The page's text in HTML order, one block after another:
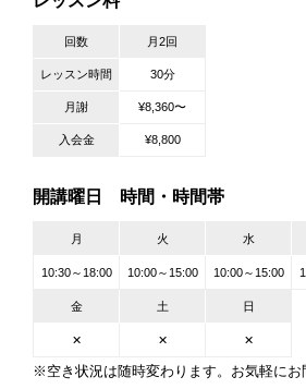
回数 月2回
レッスン時間 30分
月謝 ¥8,360〜
入会金 ¥8,800
開講曜日 時間・時間帯
月 火 水
10:30～18:00 10:00～15:00 10:00～15:00
金 土 日
✕ ✕ ✕
※空き状況は随時変わります。お気軽にお